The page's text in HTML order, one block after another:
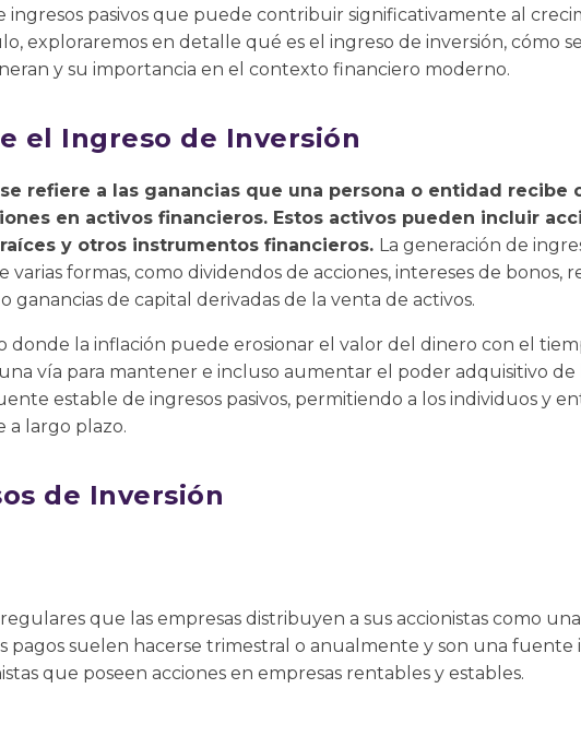
pasivos que puede contribuir significativamente al
exploraremos en detalle qué es el ingreso de inversión, cómo
y su importancia en el contexto financiero moderno.
el Ingreso de Inversión
refiere a las ganancias que una persona o entidad recibe
en activos financieros. Estos activos pueden incluir
y otros instrumentos financieros. La generación de
formas, como dividendos de acciones, intereses de bonos,
ganancias de capital derivadas de la venta de activos.
la inflación puede erosionar el valor del dinero con el
vía para mantener e incluso aumentar el poder adquisitivo de
estable de ingresos pasivos, permitiendo a los individuos y
a largo plazo.
de Inversión
que las empresas distribuyen a sus accionistas como
pagos suelen hacerse trimestral o anualmente y son una
que poseen acciones en empresas rentables y estables.